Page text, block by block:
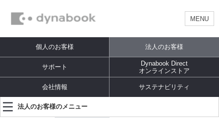
MENU
個人のお客様 法人のお客様
サポート
Dynabook Direct
オンラインストア
会社情報 サステナビリティ
法人のお客様のメニュー